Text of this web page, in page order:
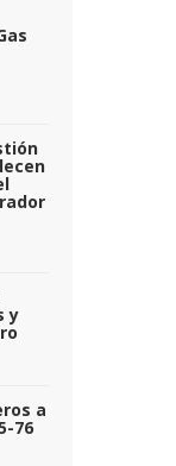
y
a
76